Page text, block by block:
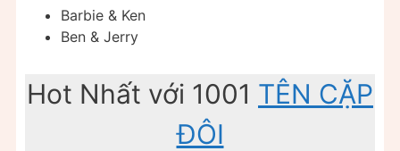
Barbie & Ken
Ben & Jerry
Hot Nhất với 1001 TÊN CẶP
ĐÔI